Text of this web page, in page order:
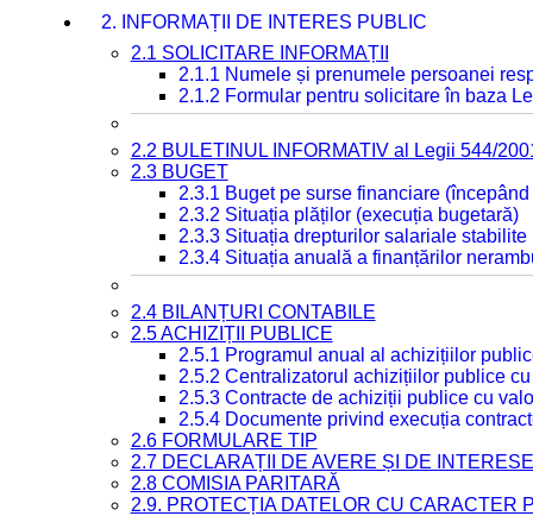
2. INFORMAȚII DE INTERES PUBLIC
2.1 SOLICITARE INFORMAȚII
2.1.1 Numele și prenumele persoanei
2.1.2 Formular pentru solicitare în baza
2.2 BULETINUL INFORMATIV al Legii 544/
2.3 BUGET
2.3.1 Buget pe surse financiare
2.3.2 Situația plăților (execuția bugetară)
2.3.3 Situația drepturilor salariale
2.3.4 Situația anuală a finanțărilor
2.4 BILANȚURI CONTABILE
2.5 ACHIZIȚII PUBLICE
2.5.1 Programul anual al achizițiilor
2.5.2 Centralizatorul achizițiilor publice
2.5.3 Contracte de achiziții publice cu
2.5.4 Documente privind execuția
2.6 FORMULARE TIP
2.7 DECLARAȚII DE AVERE ȘI DE INTERESE
2.8 COMISIA PARITARĂ
2.9. PROTECȚIA DATELOR CU CARACTER